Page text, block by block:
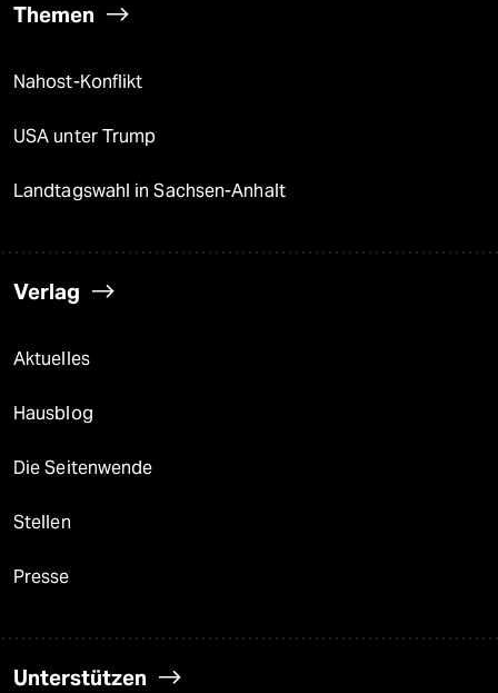
Themen
Nahost-Konflikt
USA unter Trump
Landtagswahl in Sachsen-Anhalt
Verlag
Aktuelles
Hausblog
Die Seitenwende
Stellen
Presse
Unterstützen